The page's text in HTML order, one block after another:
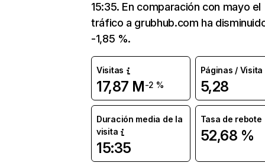
15:35. En comparación con mayo el
tráfico a grubhub.com ha
-1,85 %.
Visitas
17,87 M-2 %
Páginas / Visita
5,28
Duración media de la
visita
15:35
Tasa de rebote
52,68 %